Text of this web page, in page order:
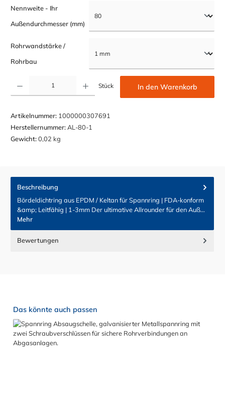
Nennweite - Ihr
Außendurchmesser (mm)
Rohrwandstärke /
Rohrbauauswählen
Produkt Anzahl: Gib den gewünschten Wert ein oder benutze die Schaltflächen um die Anzahl
Stück In den Warenkorb
Artikelnummer: 1000000307691
Herstellernummer:AL-80-1
Gewicht:0,02 kg
Beschreibung
Bördeldichtring aus EPDM / Keltan für Spannring | FDA-konform
&amp; Leitfähig | 1-3mm Der ultimative Allrounder für den Auß…
Mehr
Bewertungen
Produktgalerie überspringen
Das könnte auch passen